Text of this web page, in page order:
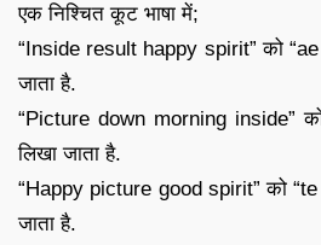
एक निश्चित कूट भाषा में;
“Inside result happy spirit” को
जाता है.
“Picture down morning inside”
लिखा जाता है.
“Happy picture good spirit” को
जाता है.